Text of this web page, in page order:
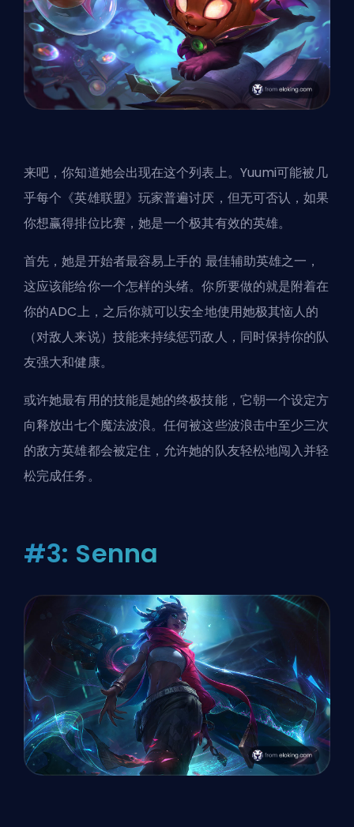
来吧，你知道她会出现在这个列表上。Yuumi可能被几
乎每个《英雄联盟》玩家普遍讨厌，但无可否认，如果
你想赢得排位比赛，她是一个极其有效的英雄。
首先，她是开始者最容易上手的 最佳辅助英雄之一 ，
这应该能给你一个怎样的头绪。你所要做的就是附着在
你的ADC上，之后你就可以安全地使用她极其恼人的
（对敌人来说）技能来持续惩罚敌人，同时保持你的队
友强大和健康。
或许她最有用的技能是她的终极技能，它朝一个设定方
向释放出七个魔法波浪。任何被这些波浪击中至少三次
的敌方英雄都会被定住，允许她的队友轻松地闯入并轻
松完成任务。
#3: Senna